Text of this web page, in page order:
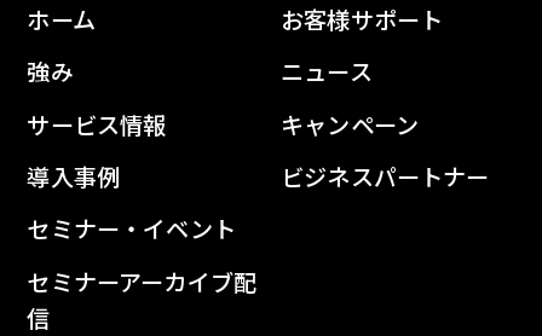
ホーム
強み
サービス情報
導入事例
セミナー・イベント
セミナーアーカイブ配
信
お客様サポート
ニュース
キャンペーン
ビジネスパートナー